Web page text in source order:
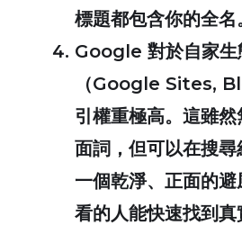
標題都包含你的全名
Google 對於自家生
（Google Sites,
引權重極高。這雖
面詞，但可以在搜
一個乾淨、正面的
看的人能快速找到真